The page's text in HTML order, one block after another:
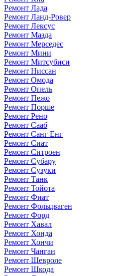
Ремонт Лада
Ремонт Ланд-Ровер
Ремонт Лексус
Ремонт Мазда
Ремонт Мерседес
Ремонт Мини
Ремонт Митсубиси
Ремонт Ниссан
Ремонт Омода
Ремонт Опель
Ремонт Пежо
Ремонт Порше
Ремонт Рено
Ремонт Сааб
Ремонт Санг Енг
Ремонт Сиат
Ремонт Ситроен
Ремонт Субару
Ремонт Сузуки
Ремонт Танк
Ремонт Тойота
Ремонт Фиат
Ремонт Фольцваген
Ремонт Форд
Ремонт Хавал
Ремонт Хонда
Ремонт Хончи
Ремонт Чанган
Ремонт Шевроле
Ремонт Шкода